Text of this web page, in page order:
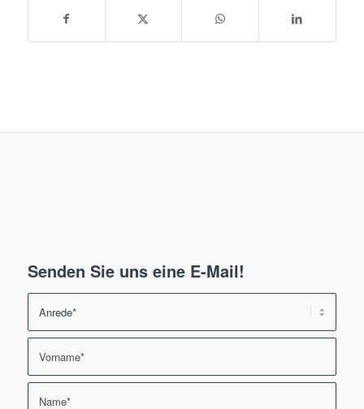
Senden Sie uns eine E-Mail!